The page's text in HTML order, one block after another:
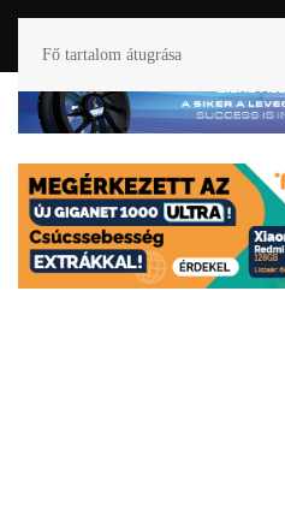
Fő tartalom átugrása